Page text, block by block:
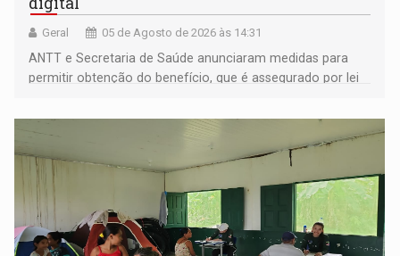
Geral 05 de Agosto de 2026 às 14:31
ANTT e Secretaria de Saúde anunciaram medidas para
permitir obtenção do benefício, que é assegurado por lei